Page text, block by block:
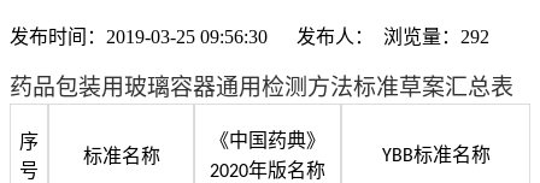
发布时间：2019-03-25 09:56:30 发布人： 浏览量： 292
药品包装用玻璃容器通用检测方法标准草案汇总表
序
号
标准名称
《中国药典》
2020年版名称
YBB标准名称